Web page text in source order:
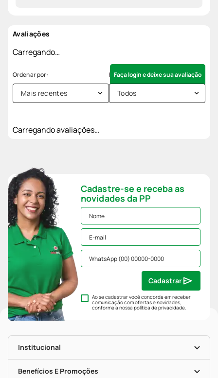
Avaliações
Carregando…
Faça login e deixe sua avaliação
Mais recentes Todos
Carregando avaliações…
Cadastre-se e receba as
novidades da PP
Ao se cadastrar você concorda em receber
comunicação com ofertas e novidades,
conforme a nossapolítica de privacidade.
Cadastrar
Institucional
Nossas Lojas
Benefícios E Promoções